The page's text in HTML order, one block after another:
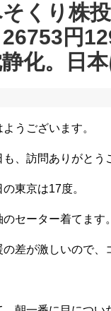
くり株
26753円
化。日
ようございます。
も、訪問ありがとう
の東京は17度。
のセーター着てます。
の差が激しいので、